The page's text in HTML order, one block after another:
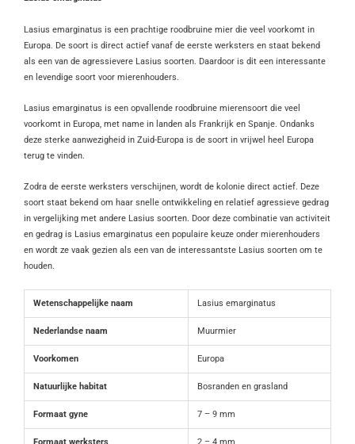
Lasius emarginatus is een prachtige roodbruine mier die veel voorkomt in
Europa. De soort is direct actief vanaf de eerste werksters en staat bekend
als een van de agressievere Lasius soorten. Daardoor is dit een interessante
en levendige soort voor mierenhouders.
Lasius emarginatus is een opvallende roodbruine mierensoort die veel
voorkomt in Europa, met name in landen als Frankrijk en Spanje. Ondanks
deze sterke aanwezigheid in Zuid-Europa is de soort in vrijwel heel Europa
terug te vinden.
Zodra de eerste werksters verschijnen, wordt de kolonie direct actief. Deze
soort staat bekend om haar snelle ontwikkeling en relatief agressieve gedrag
in vergelijking met andere Lasius soorten. Door deze combinatie van activiteit
en gedrag is Lasius emarginatus een populaire keuze onder mierenhouders
en wordt ze vaak gezien als een van de interessantste Lasius soorten om te
houden.
Wetenschappelijke naam Lasius emarginatus
Nederlandse naam Muurmier
Voorkomen Europa
Natuurlijke habitat Bosranden en grasland
Formaat gyne 7 – 9 mm